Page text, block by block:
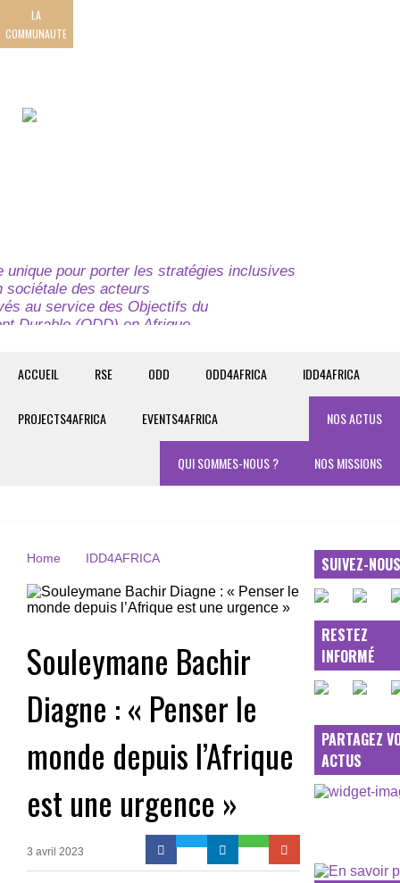
LA
COMMUNAUTE
unique pour porter les stratégies inclusives
sociétale des acteurs
au service des Objectifs du
Durable (ODD) en Afrique.
ACCUEIL RSE ODD ODD4AFRICA IDD4AFRICA
PROJECTS4AFRICA EVENTS4AFRICA NOS ACTUS
NOS MISSIONS
QUI SOMMES-NOUS ?
Home IDD4AFRICA
Souleymane Bachir
Diagne : « Penser le
monde depuis l’Afrique
est une urgence »
3 avril 2023
SUIVEZ-
RESTEZ
INFORMÉ
PARTAGEZ
ACTUS